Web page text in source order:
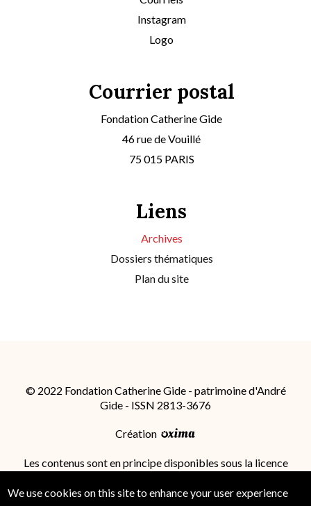
Instagram
Logo
Courrier postal
Fondation Catherine Gide
46 rue de Vouillé
75 015 PARIS
Liens
Archives
Dossiers thématiques
Plan du site
© 2022 Fondation Catherine Gide - patrimoine d'André
Gide - ISSN 2813-3676
Création
Les contenus sont en principe disponibles sous la licence
International (CC BY-SA 4.0); des conditions
We use cookies on this site to enhance your user experience